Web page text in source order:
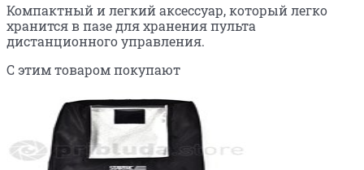
Компактный и легкий аксессуар, который легко
хранится в пазе для хранения пульта
дистанционного управления.
С этим товаром покупают